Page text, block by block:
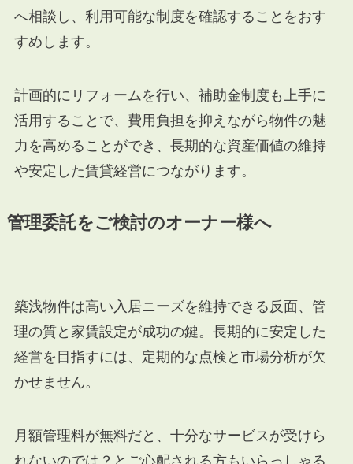
へ相談し、利用可能な制度を確認することをおす
すめします。
計画的にリフォームを行い、補助金制度も上手に
活用することで、費用負担を抑えながら物件の魅
力を高めることができ、長期的な資産価値の維持
や安定した賃貸経営につながります。
管理委託をご検討のオーナー様へ
築浅物件は高い入居ニーズを維持できる反面、管
理の質と家賃設定が成功の鍵。長期的に安定した
経営を目指すには、定期的な点検と市場分析が欠
かせません。
月額管理料が無料だと、十分なサービスが受けら